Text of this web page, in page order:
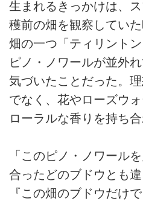
生まれるきっかけは、
穫前の畑を観察してい
畑の一つ「ティリント
ピノ・ノワールが並外
気づいたことだった。
でなく、花やローズウ
ローラルな香りを持ち
「このピノ・ノワール
合ったどのブドウとも違
『この畑のブドウだけ